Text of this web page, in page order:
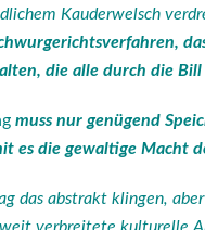
Kau­der­welsch
die alle durch die
muss nur genü­gend
es die gewal­ti­ge Macht
das abs­trakt klin­gen,